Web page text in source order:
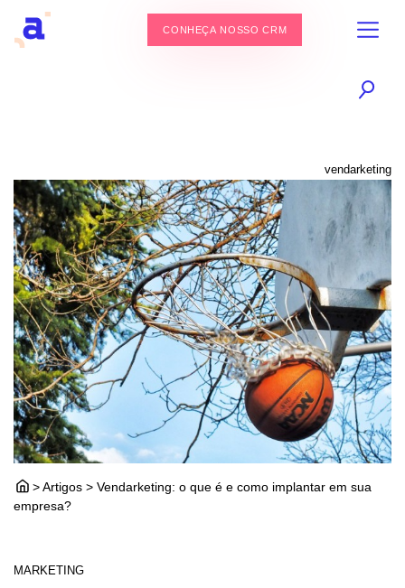
CONHEÇA NOSSO CRM
> Artigos > Vendarketing: o que é e como implantar em sua
empresa?
MARKETING
vendarketing